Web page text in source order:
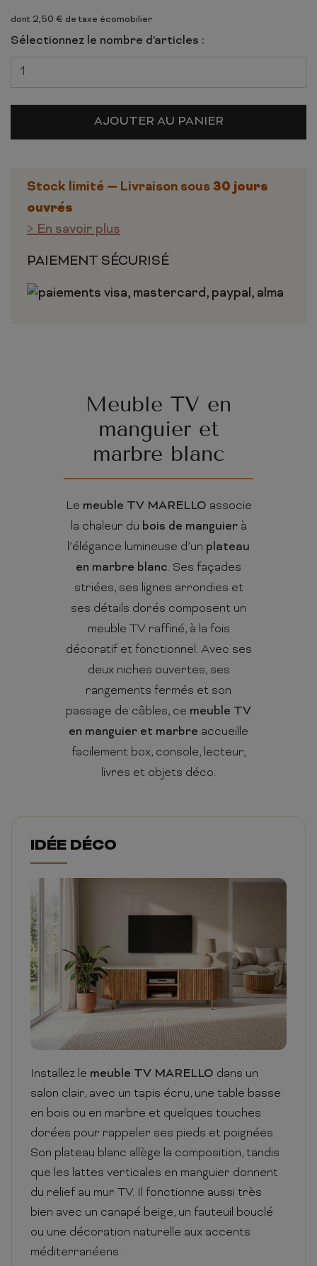
dont 2,50 € de taxe écomobilier
Sélectionnez le nombre d'articles :
AJOUTER AU PANIER
Stock limité — Livraison sous30 jours
ouvrés
> En savoir plus
PAIEMENT SÉCURISÉ
Meuble TV en
manguier et
marbre blanc
Le meuble TV MARELLO associe
la chaleur du bois de manguierà
l’élégance lumineuse d’un plateau
en marbre blanc. Ses façades
striées, ses lignes arrondies et
ses détails dorés composent un
meuble TV raffiné, à la fois
décoratif et fonctionnel. Avec ses
deux niches ouvertes, ses
rangements fermés et son
passage de câbles, ce meuble TV
en manguier et marbre accueille
facilement box, console, lecteur,
livres et objets déco.
IDÉE DÉCO
Installez le meuble TV MARELLO dans un
salon clair, avec un tapis écru, une table basse
en bois ou en marbre et quelques touches
dorées pour rappeler ses pieds et poignées.
Son plateau blanc allège la composition, tandis
que les lattes verticales en manguier donnent
du relief au mur TV. Il fonctionne aussi très
bien avec un canapé beige, un fauteuil bouclé
ou une décoration naturelle aux accents
méditerranéens.